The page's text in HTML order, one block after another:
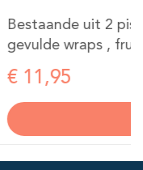
broodje,
d’orange